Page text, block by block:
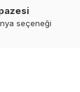
seçeneği